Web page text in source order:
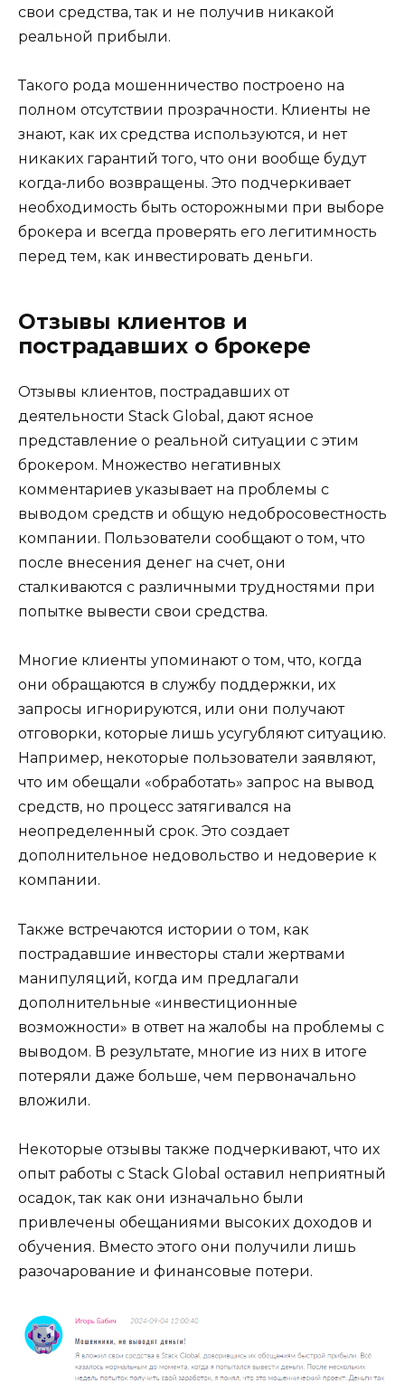
свои средства, так и не получив никакой
реальной прибыли.
Такого рода мошенничество построено на
полном отсутствии прозрачности. Клиенты не
знают, как их средства используются, и нет
никаких гарантий того, что они вообще будут
когда-либо возвращены. Это подчеркивает
необходимость быть осторожными при выборе
брокера и всегда проверять его легитимность
перед тем, как инвестировать деньги.
Отзывы клиентов и
пострадавших о брокере
Отзывы клиентов, пострадавших от
деятельности Stack Global, дают ясное
представление о реальной ситуации с этим
брокером. Множество негативных
комментариев указывает на проблемы с
выводом средств и общую недобросовестность
компании. Пользователи сообщают о том, что
после внесения денег на счет, они
сталкиваются с различными трудностями при
попытке вывести свои средства.
Многие клиенты упоминают о том, что, когда
они обращаются в службу поддержки, их
запросы игнорируются, или они получают
отговорки, которые лишь усугубляют ситуацию.
Например, некоторые пользователи заявляют,
что им обещали «обработать» запрос на вывод
средств, но процесс затягивался на
неопределенный срок. Это создает
дополнительное недовольство и недоверие к
компании.
Также встречаются истории о том, как
пострадавшие инвесторы стали жертвами
манипуляций, когда им предлагали
дополнительные «инвестиционные
возможности» в ответ на жалобы на проблемы с
выводом. В результате, многие из них в итоге
потеряли даже больше, чем первоначально
вложили.
Некоторые отзывы также подчеркивают, что их
опыт работы с Stack Global оставил неприятный
осадок, так как они изначально были
привлечены обещаниями высоких доходов и
обучения. Вместо этого они получили лишь
разочарование и финансовые потери.